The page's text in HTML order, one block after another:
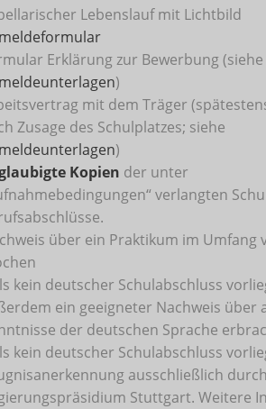
Lebenslauf mit Lichtbild
Erklärung zur Bewerbung (siehe
)
mit dem Träger
Zusage des Schulplatzes; siehe
)
Kopien der unter
verlangten
über ein Praktikum im Umfang
kein deutscher Schulabschluss
ein geeigneter Nachweis über
der deutschen Sprache
kein deutscher Schulabschluss
ausschließlich
Stuttgart. Weitere